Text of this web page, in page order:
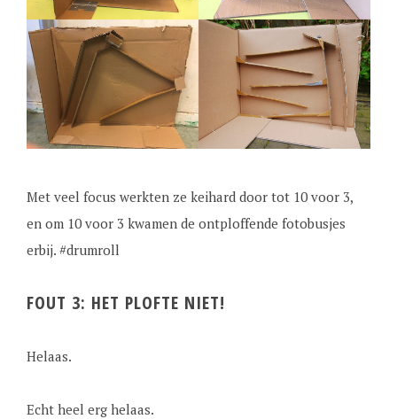
Met veel focus werkten ze keihard door tot 10 voor 3,
en om 10 voor 3 kwamen de ontploffende fotobusjes
erbij. #drumroll
FOUT 3: HET PLOFTE NIET!
Helaas.
Echt heel erg helaas.